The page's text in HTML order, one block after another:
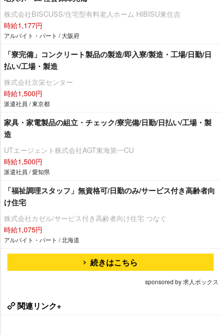
株式会社BISCUSS/住宅型有料老人ホーム HIBISU東住吉
時給1,177円
アルバイト・パート / 大阪府
「寮完備」コンクリート製品の製造/即入寮/製造・工場/日勤/日
払い/工場・製造
株式会社京栄センター
時給1,500円
派遣社員 / 東京都
家具・家電製品の組立・チェック/寮完備/日勤/日払い/工場・製
造
UTエージェント株式会社AGT東海第一CU
時給1,500円
派遣社員 / 愛知県
「福祉調理スタッフ」無資格可/日勤のみ/サービス付き高齢者向
け住宅
株式会社カゼル/サービス付き高齢者向け住宅 つなぐ
時給1,075円
アルバイト・パート / 北海道
続きはこちら
sponsored by 求人ボックス
関連リンク+